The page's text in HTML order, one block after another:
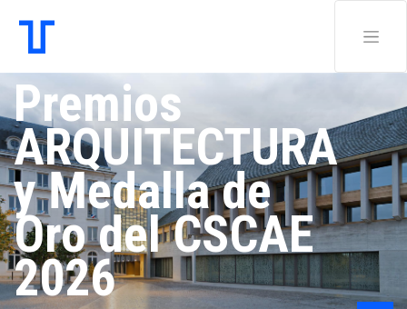
Premios
ARQUITECTURA
y Medalla de
Oro del CSCAE
2026